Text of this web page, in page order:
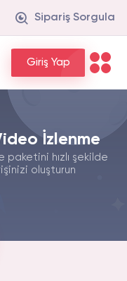
Sipariş Sorgula
Giriş Yap
İzlenme
hızlı şekilde
oluşturun